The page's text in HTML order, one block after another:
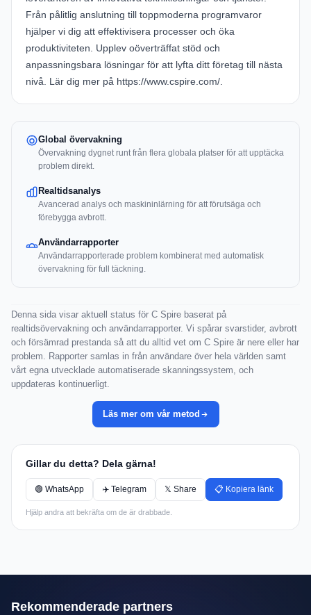
Från pålitlig anslutning till toppmoderna programvaror
hjälper vi dig att effektivisera processer och öka
produktiviteten. Upplev oöverträffat stöd och
anpassningsbara lösningar för att lyfta ditt företag till nästa
nivå. Lär dig mer på https://www.cspire.com/.
Global övervakning
Övervakning dygnet runt från flera globala platser för att upptäcka
problem direkt.
Realtidsanalys
Avancerad analys och maskininlärning för att förutsäga och
förebygga avbrott.
Användarrapporter
Användarrapporterade problem kombinerat med automatisk
övervakning för full täckning.
Denna sida visar aktuell status för C Spire baserat på
realtidsövervakning och användarrapporter. Vi spårar svarstider, avbrott
och försämrad prestanda så att du alltid vet om C Spire är nere eller har
problem. Rapporter samlas in från användare över hela världen samt
vårt egna utvecklade automatiserade skanningssystem, och
uppdateras kontinuerligt.
Läs mer om vår metod
Gillar du detta? Dela gärna!
🟢 WhatsApp ✈️ Telegram 𝕏 Share 📋 Kopiera länk
Hjälp andra att bekräfta om de är drabbade.
Rekommenderade partners